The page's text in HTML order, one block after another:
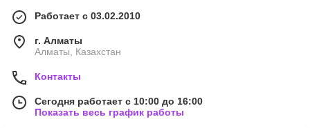
Работает с 03.02.2010
г. Алматы
Алматы, Казахстан
Контакты
Сегодня работает с 10:00 до 16:00
Показать весь график работы